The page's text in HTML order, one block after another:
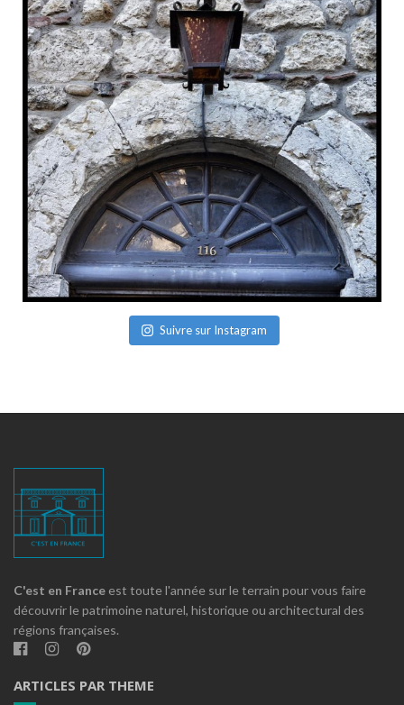
Suivre sur Instagram
C'est en France est toute l'année sur le terrain pour vous faire
découvrir le patrimoine naturel, historique ou architectural des
régions françaises.
ARTICLES PAR THEME